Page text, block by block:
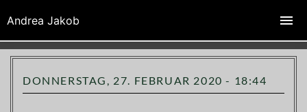
DONNERSTAG, 27. FEBRUAR 2020 - 18:44
Andrea Jakob